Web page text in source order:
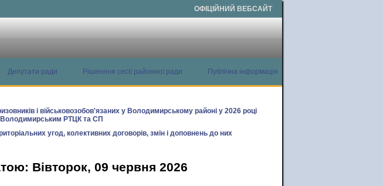
ОФІЦІЙНИЙ ВЕБСАЙТ
Депутати ради Рішенння сесії районної ради
Публічна інформація
і військовозобов'язаних у Володимирському районі у 2026 році
Володимирським РТЦК та СП
угод, колективних договорів, змін і доповнень до них
Вівторок, 09 червня 2026